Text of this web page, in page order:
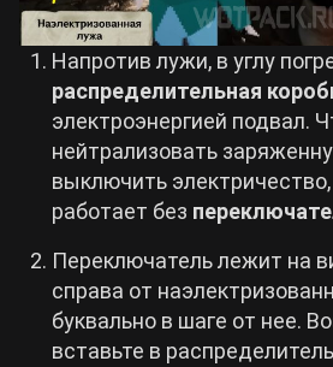
Напротив лужи, в углу
распределительная
электроэнергией подвал.
нейтрализовать
выключить
работает без
Переключатель лежит на
справа от
буквально в шаге от нее.
вставьте в